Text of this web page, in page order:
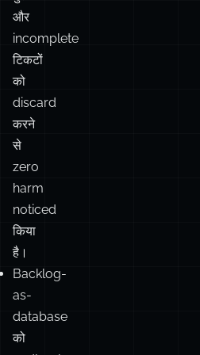
को
discard
करने
से
zero
harm
noticed
किया
है।
Backlog-
as-
database
को
endlessly
append
करना
उस